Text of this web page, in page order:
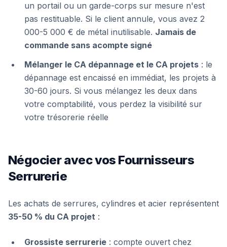
un portail ou un garde-corps sur mesure n'est
pas restituable. Si le client annule, vous avez 2
000-5 000 € de métal inutilisable. Jamais de
commande sans acompte signé
Mélanger le CA dépannage et le CA projets : le
dépannage est encaissé en immédiat, les projets à
30-60 jours. Si vous mélangez les deux dans
votre comptabilité, vous perdez la visibilité sur
votre trésorerie réelle
Négocier avec vos Fournisseurs
Serrurerie
Les achats de serrures, cylindres et acier représentent
35-50 % du CA projet :
Grossiste serrurerie : compte ouvert chez